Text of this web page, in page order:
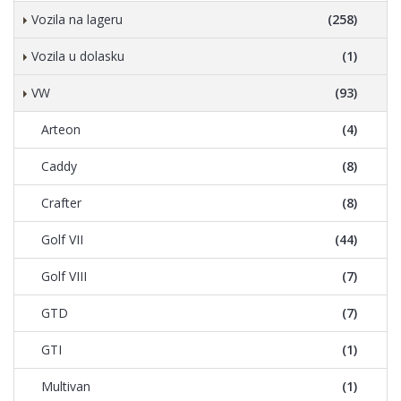
Vozila na lageru (258)
Vozila u dolasku (1)
VW (93)
Arteon (4)
Caddy (8)
Crafter (8)
Golf VII (44)
Golf VIII (7)
GTD (7)
GTI (1)
Multivan (1)